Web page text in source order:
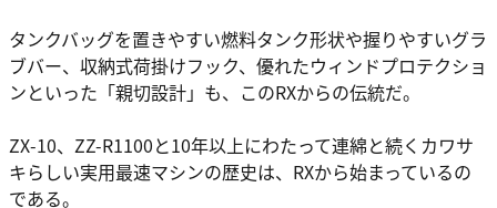
タンクバッグを置きやすい燃料タンク形状や握りやすいグラ
ブバー、収納式荷掛けフック、優れたウィンドプロテクショ
ンといった「親切設計」も、このRXからの伝統だ。
ZX-10、ZZ-R1100と10年以上にわたって連綿と続くカワサ
キらしい実用最速マシンの歴史は、RXから始まっているの
である。